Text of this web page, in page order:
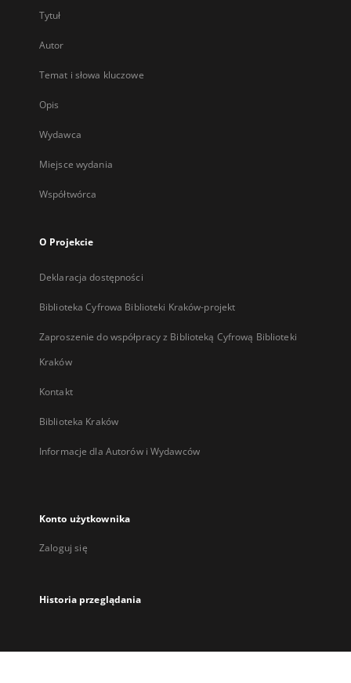
Tytuł
Autor
Temat i słowa kluczowe
Opis
Wydawca
Miejsce wydania
Współtwórca
O Projekcie
Deklaracja dostępności
Biblioteka Cyfrowa Biblioteki Kraków-projekt
Zaproszenie do współpracy z Biblioteką Cyfrową Biblioteki
Kraków
Kontakt
Biblioteka Kraków
Informacje dla Autorów i Wydawców
Konto użytkownika
Zaloguj się
Historia przeglądania